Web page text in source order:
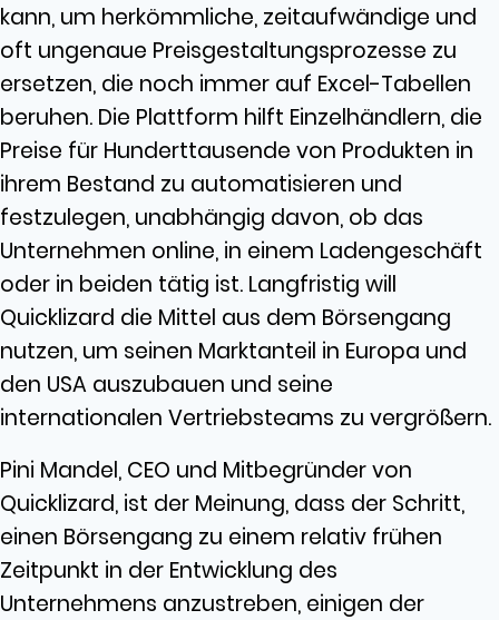
kann, um herkömmliche, zeitaufwändige und
oft ungenaue Preisgestaltungsprozesse zu
ersetzen, die noch immer auf Excel-Tabellen
beruhen. Die Plattform hilft Einzelhändlern, die
Preise für Hunderttausende von Produkten in
ihrem Bestand zu automatisieren und
festzulegen, unabhängig davon, ob das
Unternehmen online, in einem Ladengeschäft
oder in beiden tätig ist. Langfristig will
Quicklizard die Mittel aus dem Börsengang
nutzen, um seinen Marktanteil in Europa und
den USA auszubauen und seine
internationalen Vertriebsteams zu vergrößern.
Pini Mandel, CEO und Mitbegründer von
Quicklizard, ist der Meinung, dass der Schritt,
einen Börsengang zu einem relativ frühen
Zeitpunkt in der Entwicklung des
Unternehmens anzustreben, einigen der